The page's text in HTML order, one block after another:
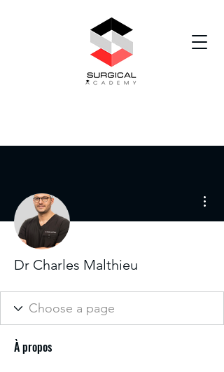
Dr Charles Malthieu
À propos